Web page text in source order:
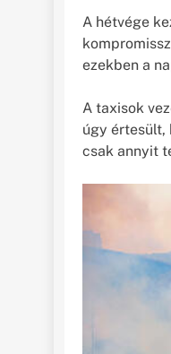
A hétvége
ezekben a
A taxisok
úgy értesült,
csak annyit